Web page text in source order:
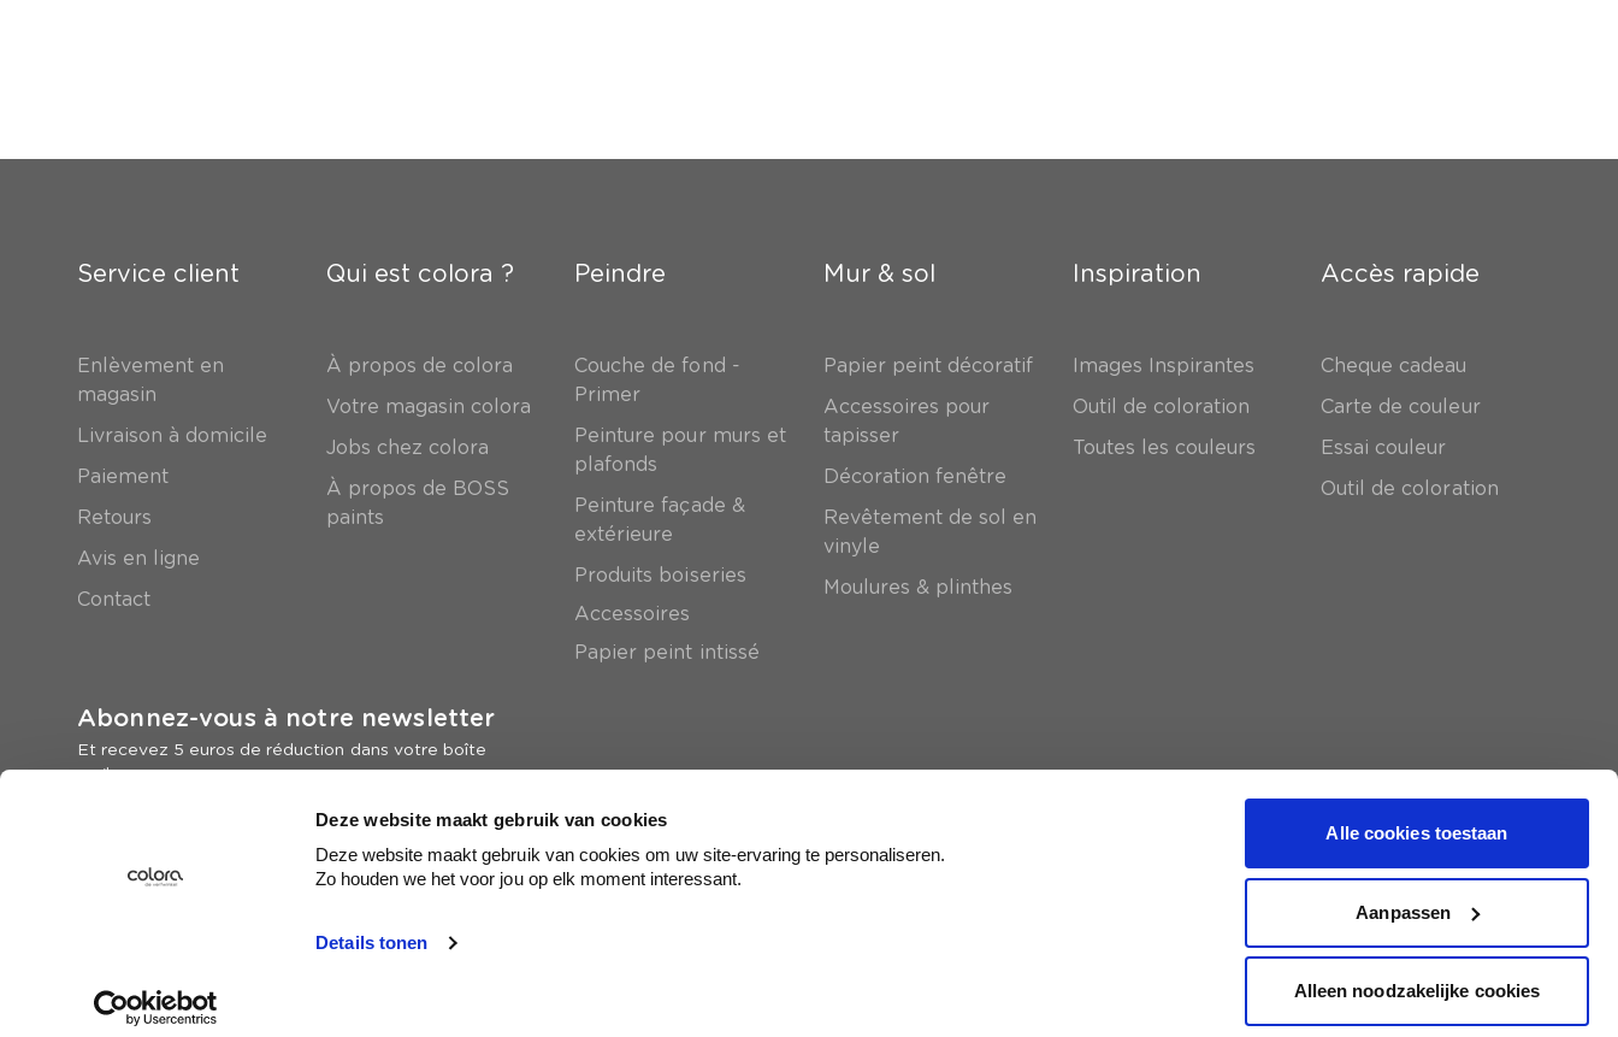
Deze website maakt gebruik van cookies
Deze website maakt gebruik van cookies om uw site-ervaring te personaliseren.
Zo houden we het voor jou op elk moment interessant.
Details tonen
Alle cookies toestaan
Aanpassen
Alleen noodzakelijke cookies
Service client
Enlèvement en
magasin
Livraison à domicile
Paiement
Retours
Avis en ligne
Contact
Qui est colora ?
À propos de colora
Votre magasin colora
Jobs chez colora
À propos de BOSS
paints
Peindre
Couche de fond -
Primer
Peinture pour murs et
plafonds
Peinture façade &
extérieure
Produits boiseries
Accessoires
Papier peint intissé
Mur & sol
Papier peint décoratif
Accessoires pour
tapisser
Décoration fenêtre
Revêtement de sol en
vinyle
Moulures & plinthes
Inspiration
Images Inspirantes
Outil de coloration
Toutes les couleurs
Accès rapide
Cheque cadeau
Carte de couleur
Essai couleur
Outil de coloration
Abonnez-vous à notre newsletter
Et recevez 5 euros de réduction dans votre boîte
mail
Inscrivez-vous